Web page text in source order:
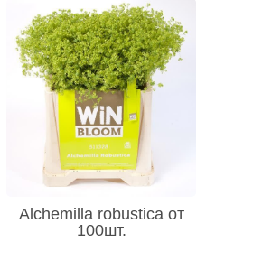
Alchemilla robustica от
100шт.